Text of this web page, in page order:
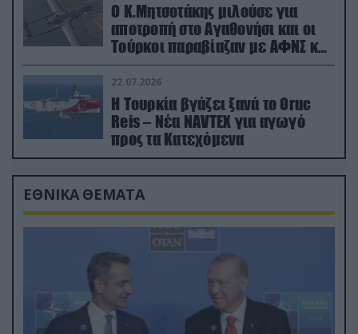
Ο Κ.Μητσοτάκης μιλούσε για
αποτροπή στο Αγαθονήσι και οι
Τούρκοι παραβίαζαν με ΑΦΝΣ και
drone
22.07.2026
Η Τουρκία βγάζει ξανά το Oruc
Reis – Νέα NAVTEX για αγωγό
προς τα Κατεχόμενα
ΕΘΝΙΚΑ ΘΕΜΑΤΑ